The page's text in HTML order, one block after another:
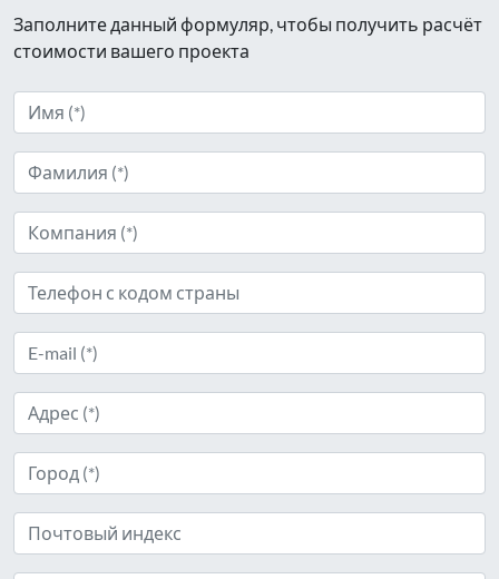
Заполните данный формуляр, чтобы получить расчёт
стоимости вашего проекта